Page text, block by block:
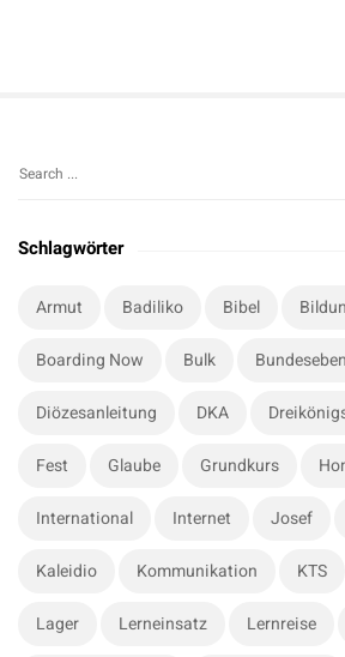
S
t
S
a
Schlagwörter
Armut Badiliko Bibel
Boarding Now Bulk
Diözesanleitung DKA
Fest Glaube Grundkurs
International Internet Josef
Kaleidio Kommunikation KTS
Lager Lerneinsatz Lernreise